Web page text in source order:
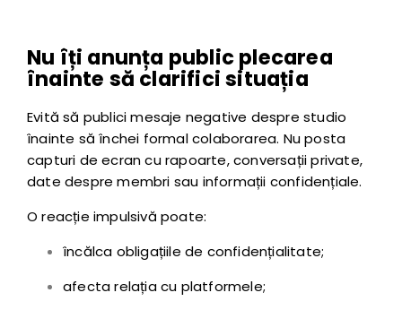
Nu îți anunța public plecarea
înainte să clarifici situația
Evită să publici mesaje negative despre studio
înainte să închei formal colaborarea. Nu posta
capturi de ecran cu rapoarte, conversații private,
date despre membri sau informații confidențiale.
O reacție impulsivă poate:
încălca obligațiile de confidențialitate;
afecta relația cu platformele;